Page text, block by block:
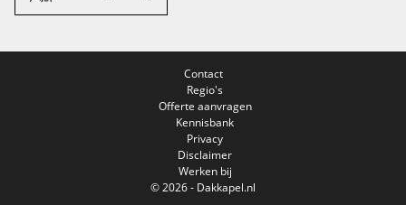
© 2026 - Dakkapel.nl
Contact
Regio's
Offerte aanvragen
Kennisbank
Privacy
Disclaimer
Werken bij